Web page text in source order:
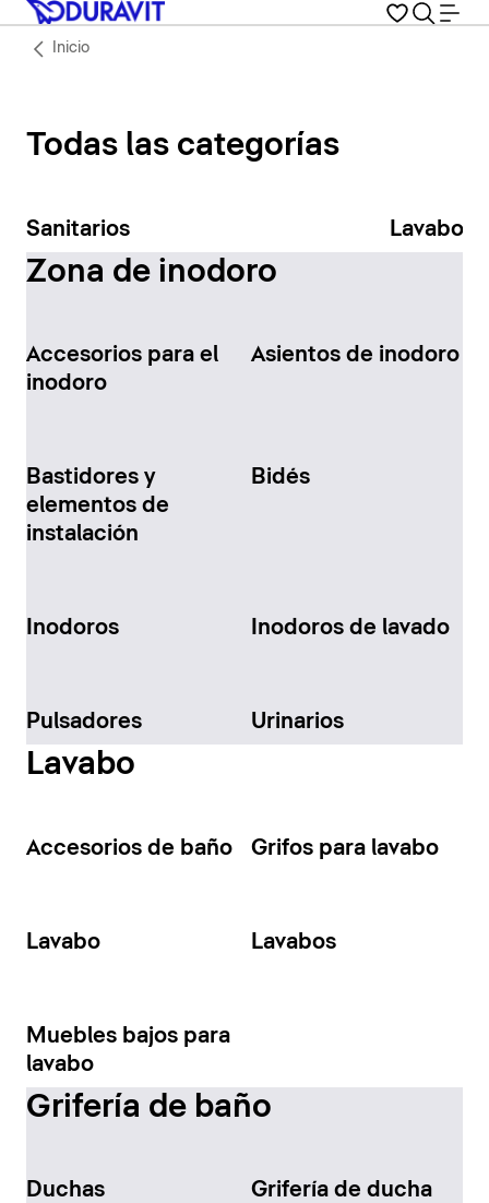
Inicio
Todas las categorías
Sanitarios Lavabos
Zona de inodoro
Accesorios para el
inodoro
Asientos de inodoro
Bastidores y
elementos de
instalación
Bidés
Inodoros Inodoros de lavado
Pulsadores Urinarios
Lavabo
Accesorios de baño Grifos para lavabo
Lavabo Lavabos
Muebles bajos para
lavabo
Grifería de baño
Duchas Grifería de ducha